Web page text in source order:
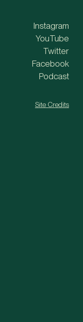
Instagram
YouTube
Twitter
Facebook
Podcast
Site Credits